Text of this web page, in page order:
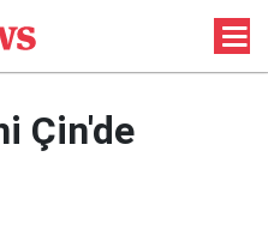
Çin'de